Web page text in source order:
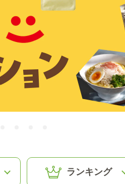
ランキング